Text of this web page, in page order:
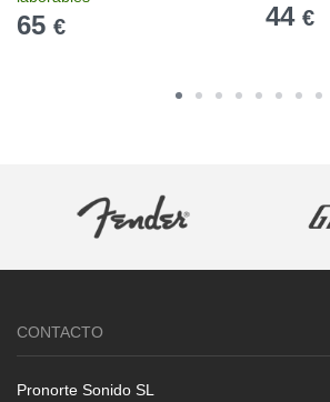
65 € 44 €
CONTACTO
Pronorte Sonido SL